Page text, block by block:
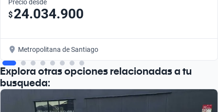
Precio desde
$24.034.900
Metropolitana de Santiago
Explora otras opciones relacionadas a tu
busqueda: